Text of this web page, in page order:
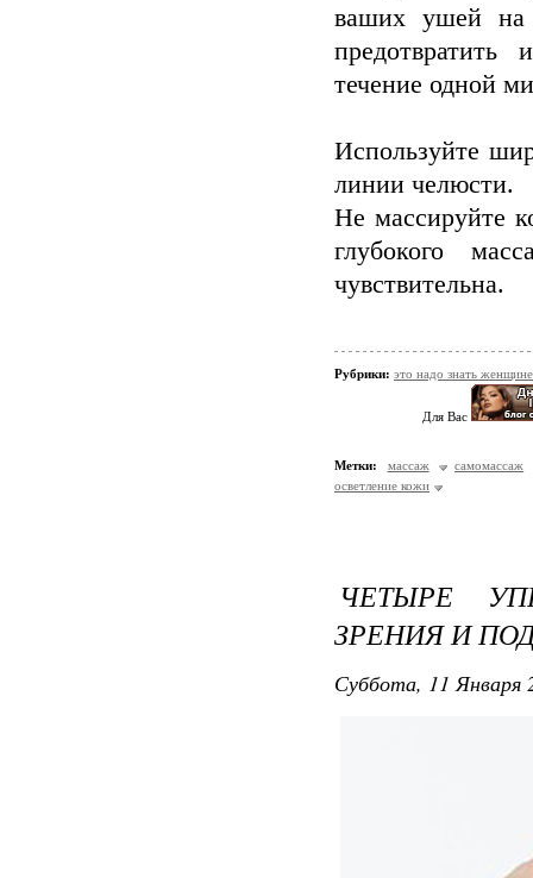
ваших ушей на
течение одной
Используйте
линии челюсти.
Не массируйте
глубокого
чувствительна.
Рубрики: это надо знать
Для Вас
Метки: массаж
самомассаж
осветление кожи
ЧЕТЫРЕ
ЗРЕНИЯ И
Суббота, 11 Января